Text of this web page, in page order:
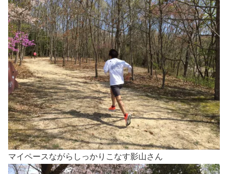
マイペースながらしっかりこなす影山さん